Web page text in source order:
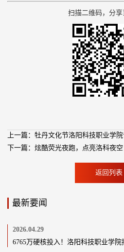
扫描二维码，分享
上一篇：牡丹文化节洛阳科技职业学
下一篇：炫酷荧光夜跑，点亮洛科夜空
返回列表
最新要闻
2026.04.29
6765万硬核投入！洛阳科技职业学